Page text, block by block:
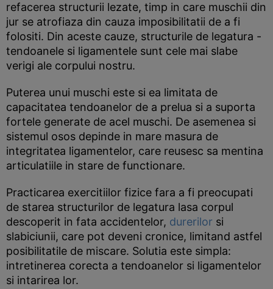
refacerea structurii lezate, timp in care muschii din
jur se atrofiaza din cauza imposibilitatii de a fi
folositi. Din aceste cauze, structurile de legatura -
tendoanele si ligamentele sunt cele mai slabe
verigi ale corpului nostru.
Puterea unui muschi este si ea limitata de
capacitatea tendoanelor de a prelua si a suporta
fortele generate de acel muschi. De asemenea si
sistemul osos depinde in mare masura de
integritatea ligamentelor, care reusesc sa mentina
articulatiile in stare de functionare.
Practicarea exercitiilor fizice fara a fi preocupati
de starea structurilor de legatura lasa corpul
descoperit in fata accidentelor, durerilor si
slabiciunii, care pot deveni cronice, limitand astfel
posibilitatile de miscare. Solutia este simpla:
intretinerea corecta a tendoanelor si ligamentelor
si intarirea lor.